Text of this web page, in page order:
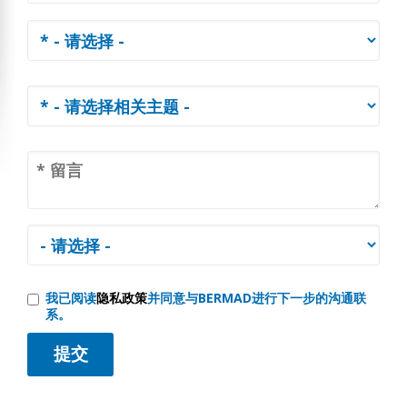
我已阅读隐私政策并同意与BERMAD进行下一步的沟通联
系。